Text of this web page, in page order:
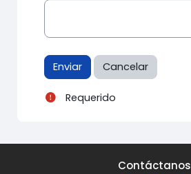
Requerido
Contáctanos